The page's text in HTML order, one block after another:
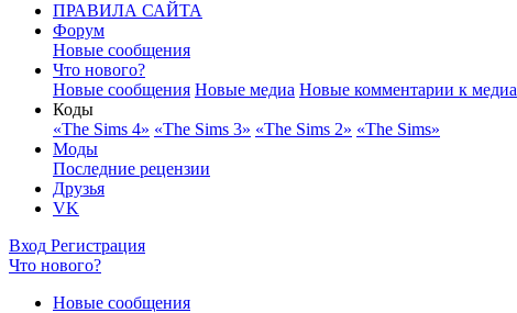
ПРАВИЛА САЙТА
Форум
Новые сообщения
Что нового?
Новые сообщения Новые медиа Новые комментарии к медиа
Коды
«The Sims 4» «The Sims 3» «The Sims 2» «The Sims»
Моды
Последние рецензии
Друзья
VK
Вход Регистрация
Что нового?
Новые сообщения